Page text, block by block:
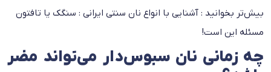
بیش‌تر بخوانید : آشنایی با انواع نان سنتی ایرانی : سنگک یا تافتون
مسئله این است!
چه زمانی نان سبوس‌دار می‌تواند مضر